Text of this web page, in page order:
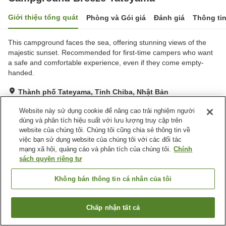
Giới thiệu tổng quát Phòng và Gói giá Đánh giá Thông
This campground faces the sea, offering stunning views of the
majestic sunset. Recommended for first-time campers who want
a safe and comfortable experience, even if they come empty-
handed.
Thành phố Tateyama, Tỉnh Chiba, Nhật Bản
Tuyệt vời Đánh giá:11lượt
Tiện nghi chỗ nghỉ
Bãi đỗ xe
Trang chủ Nhật Bản Tỉnh Chiba
Thành phố Tateyama
Campground Breeze TateyamaTìm phòng trống
Website này sử dụng cookie để nâng cao trải nghiệm người
dùng và phân tích hiệu suất với lưu lượng truy cập trên
website của chúng tôi. Chúng tôi cũng chia sẻ thông tin về
việc bạn sử dụng website của chúng tôi với các đối tác
mạng xã hội, quảng cáo và phân tích của chúng tôi. Chính
sách quyền riêng tư
Không bán thông tin cá nhân của tôi
Chấp nhận tất cả